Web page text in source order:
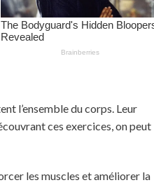
l’ensemble du corps. Leur
ces exercices, on peut
les muscles et améliorer la